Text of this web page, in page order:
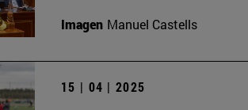
Imagen Manuel Castells
15 | 04 | 2025